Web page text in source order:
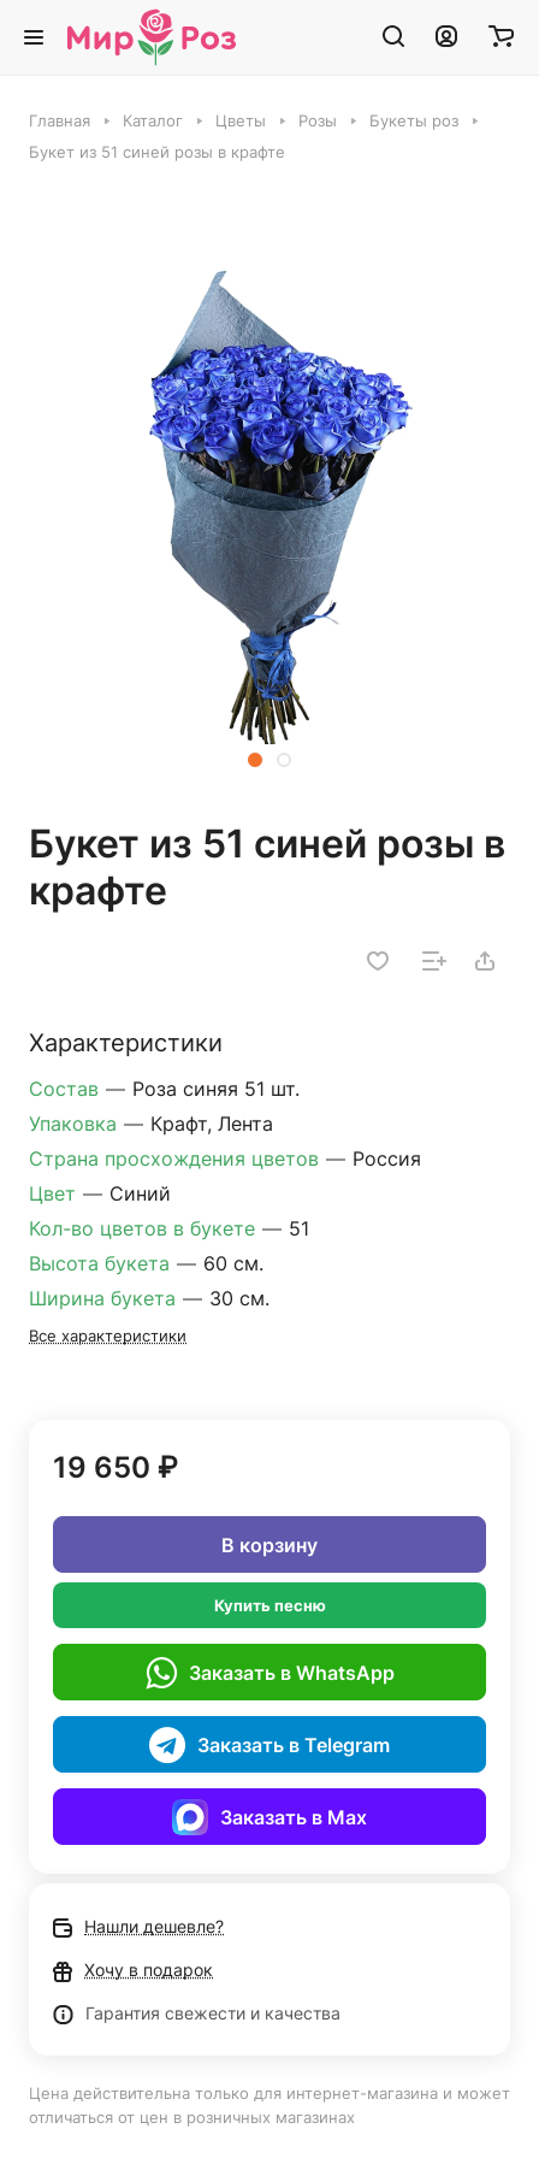
Главная Каталог Цветы Розы
Букеты роз
Букет из 51 синей розы в крафте
Букет из 51 синей розы в
крафте
Характеристики
Состав — Роза синяя 51 шт.
Упаковка — Крафт, Лента
Страна просхождения цветов — Россия
Цвет — Синий
Кол-во цветов в букете — 51
Высота букета — 60 см.
Ширина букета — 30 см.
Все характеристики
19 650 ₽
В корзину
Купить песню
Заказать в WhatsApp
Заказать в Telegram
Заказать в Max
Нашли дешевле?
Хочу в подарок
Гарантия свежести и качества
Цена действительна только для интернет-магазина и может
отличаться от цен в розничных магазинах